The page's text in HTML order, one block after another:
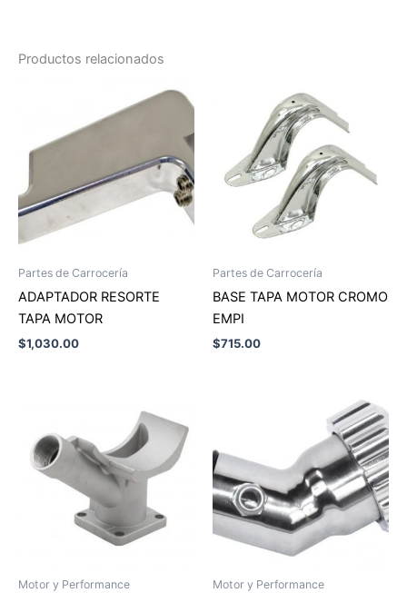
Productos relacionados
Partes de Carrocería
ADAPTADOR RESORTE
TAPA MOTOR
$1,030.00
Partes de Carrocería
BASE TAPA MOTOR CROMO
EMPI
$715.00
Motor y Performance Motor y Performance